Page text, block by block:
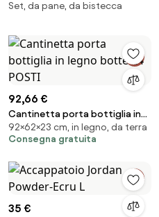
di bambù Twin Chef 8 pz
Set, da pane, da bistecca
92,66 €
Cantinetta porta bottiglia in
legno botte 24 POSTI
92×62×23 cm, in legno, da terra
Consegna gratuita
35 €